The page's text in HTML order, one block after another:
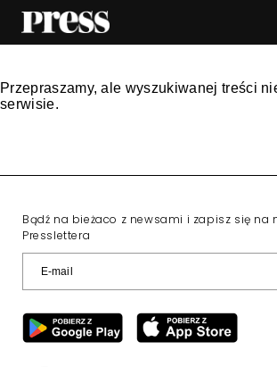
Przepraszamy, ale wyszukiwanej treści
serwisie.
Bądź na bieżaco z newsami i zapisz się na
Presslettera